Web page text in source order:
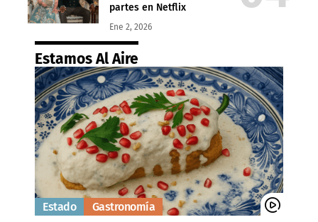
partes en Netflix
Ene 2, 2026
Estamos Al Aire
Estado Gastronomía